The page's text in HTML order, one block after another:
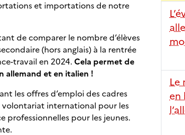
et importations de notre
de comparer le nombre d’élèves
(hors anglais) à la rentrée
travail en 2024. Cela permet de
allemand et en italien !
les offres d’emploi des cadres
volontariat international pour les
professionnelles pour les jeunes.
Le
en